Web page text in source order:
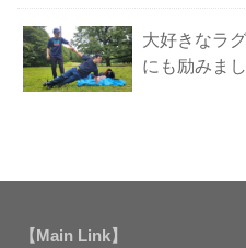
大好きなラ
にも励みま
【Main Link】